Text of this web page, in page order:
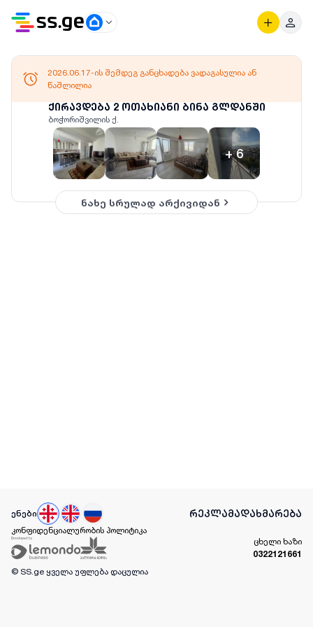
ქირავდება 2 ოთახიანი ბინა გლდანში
ბოჭორიშვილის ქ.
+6
2026.06.17-ის შემდეგ განცხადება ვადაგასულია ან
წაშლილია
ნახე სრულად არქივიდან
ენები რეკლამადახმარება
კონფიდენციალურობის პოლიტიკა
ცხელი ხაზი
0322121661
© SS.ge ყველა უფლება დაცულია